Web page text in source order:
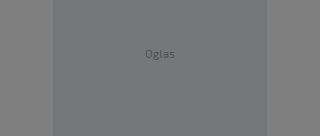
Oglas